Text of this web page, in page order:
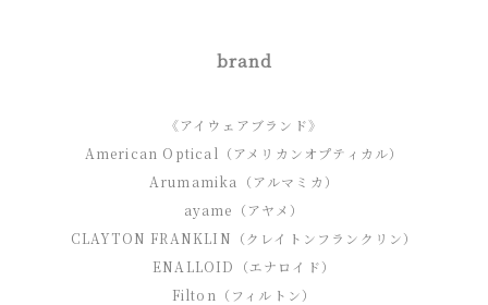
brand
《アイウェアブランド》
American Optical（アメリカンオプティカル）
Arumamika（アルマミカ）
ayame（アヤメ）
CLAYTON FRANKLIN（クレイトンフランクリン）
ENALLOID（エナロイド）
Filton（フィルトン）